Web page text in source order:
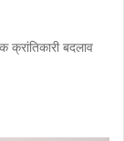
बदलाव